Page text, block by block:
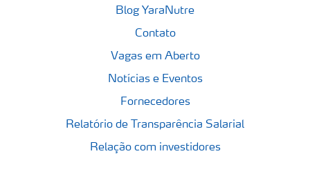
Blog YaraNutre
Contato
Vagas em Aberto
Notícias e Eventos
Fornecedores
Relatório de Transparência Salarial
Relação com investidores